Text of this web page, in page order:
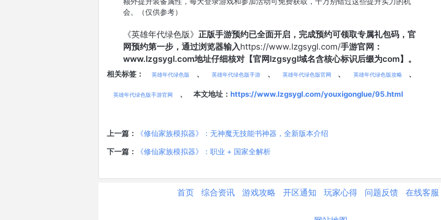
会。（仅供参考）
《英雄年代绿色版》 正版手游预约已全面开启，完成预约可领取专属礼包码，官
网预约第一步，通过浏览器输入https://www.lzgsygl.com/手游官网：
www.lzgsygl.com地址仔细核对【官网lzgsygl域名含核心标识后缀为com】。
相关标签： 英雄年代绿色版 、 英雄年代绿色版手游 、 英雄年代绿色版官网 、 英雄年代绿色版攻略 、
英雄年代绿色版手游官网 、 本文地址： https://www.lzgsygl.com/youxigonglue/95.html
上一篇： 《修仙家族模拟器》：无神魔无技能书神器，全新版本介绍
下一篇： 《修仙家族模拟器》：职业 + 国家全解析
首页 综合资讯 游戏攻略 开区通知 玩家心得 问题反馈 在线客服